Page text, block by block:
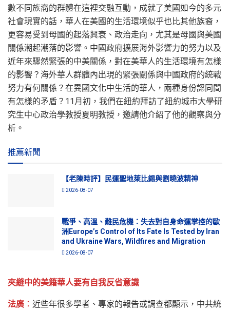
數不同族裔的群體在這裡交融互動，成就了美國如今的多元
社會現實的話，華人在美國的生活環境似乎也比其他族裔，
更容易受到母國的起落興衰、政治走向，尤其是母國與美國
關係潮起潮落的影響。中國政府擴展海外影響力的努力以及
近年來驟然緊張的中美關係，對在美華人的生活環境有怎樣
的影響？海外華人群體內出現的緊張關係與中國政府的統戰
努力有何關係？在異國文化中生活的華人，兩種身份認同間
有怎樣的矛盾？11月初，我們在紐約拜訪了紐約城市大學研
究生中心政治學教授夏明教授，邀請他介紹了他的觀察與分
析。
推薦新聞
【老陳時評】民運聖地萊比錫與劉曉波精神
2026-08-07
戰爭、高溫、難民危機：失去對自身命運掌控的歐
洲Europe’s Control of Its Fate Is Tested by Iran
and Ukraine Wars, Wildfires and Migration
2026-08-07
夾縫中的美籍華人要有自我反省意識
法廣 ： 近些年很多學者、專家的報告或調查都顯示，中共統